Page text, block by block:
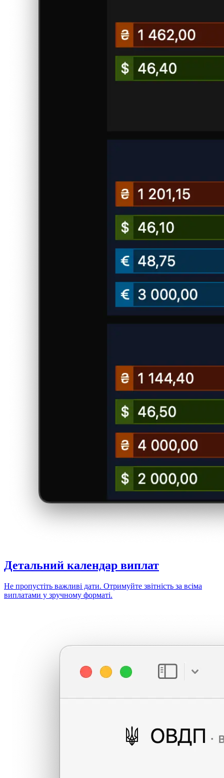
Детальний календар виплат
Не пропустіть важливі дати. Отримуйте звітність за всіма
виплатами у зручному форматі.